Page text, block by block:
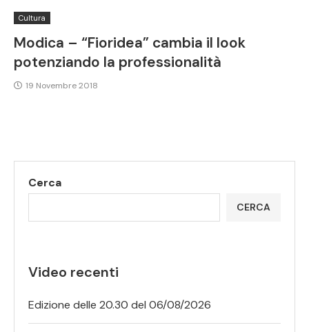
Cultura
Modica – “Fioridea” cambia il look
potenziando la professionalità
19 Novembre 2018
Cerca
CERCA
Video recenti
Edizione delle 20.30 del 06/08/2026